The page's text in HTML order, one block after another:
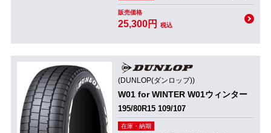
販売価格
25,300円 税込
(DUNLOP(ダンロップ))
W01 for WINTER W01ウィンター
195/80R15 109/107
在庫・納期